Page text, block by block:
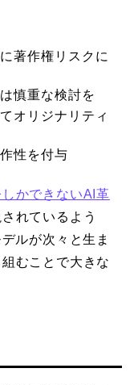
著作権リスクに
慎重な検討を
オリジナリティ
性を付与
かできないAI革
れているよう
ルが次々と生ま
むことで大きな